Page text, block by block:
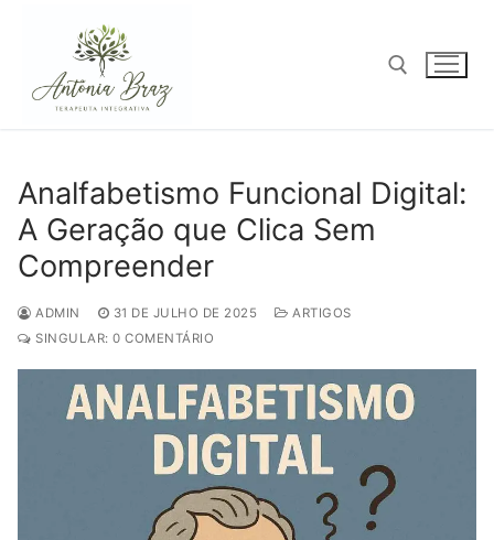
conteúdo
Analfabetismo Funcional Digital:
A Geração que Clica Sem
Compreender
ADMIN 31 DE JULHO DE 2025
ARTIGOS
SINGULAR: 0 COMENTÁRIO